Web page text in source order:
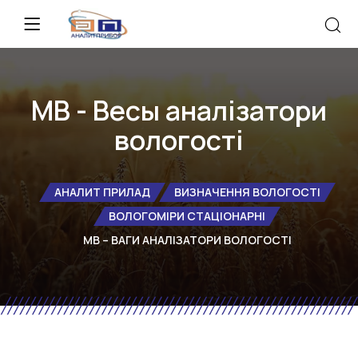
MB - Весы аналізатори
вологості
АНАЛИТ ПРИЛАД
ВИЗНАЧЕННЯ ВОЛОГОСТІ
ВОЛОГОМІРИ СТАЦІОНАРНІ
MB – ВАГИ АНАЛІЗАТОРИ ВОЛОГОСТІ